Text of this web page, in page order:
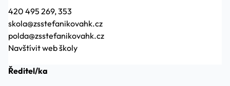
420 495 269, 353
skola@zsstefanikovahk.cz
polda@zsstefanikovahk.cz
Navštívit web školy
Ředitel/ka